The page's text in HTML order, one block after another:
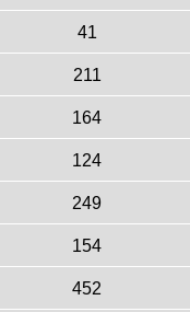
41
211
164
124
249
154
452